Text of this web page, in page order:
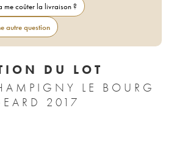
me coûter la livraison ?
autre question
DU LOT
LE BOURG
CLOS ROUGEARD 2017